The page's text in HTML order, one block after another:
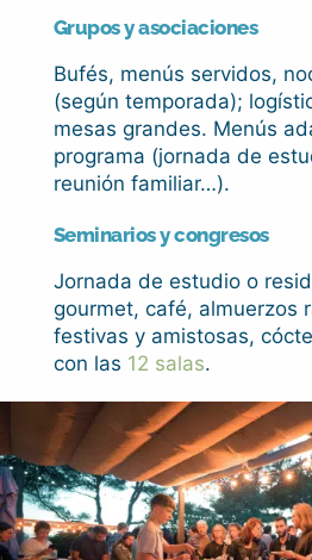
Grupos y asociaciones
Bufés, menús servidos,
(según temporada);
mesas grandes. Menús
programa (jornada de
reunión familiar…).
Seminarios y congresos
Jornada de estudio o
gourmet, café, almuerzos
festivas y amistosas,
con las 12 salas.